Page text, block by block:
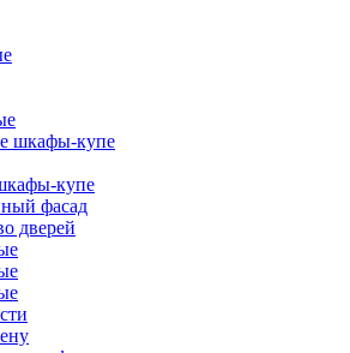
шкафы-купе
купе
фасад
дверей